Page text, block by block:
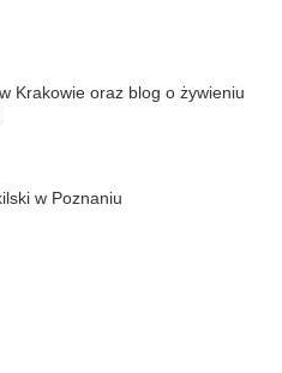
Krakowie oraz blog o żywieniu
w Poznaniu